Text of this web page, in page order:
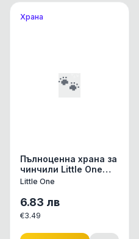
Храна
🐾
Пълноценна храна за
чинчили Little One
Feed for chinchillas
Little One
6.83 лв
€3.49